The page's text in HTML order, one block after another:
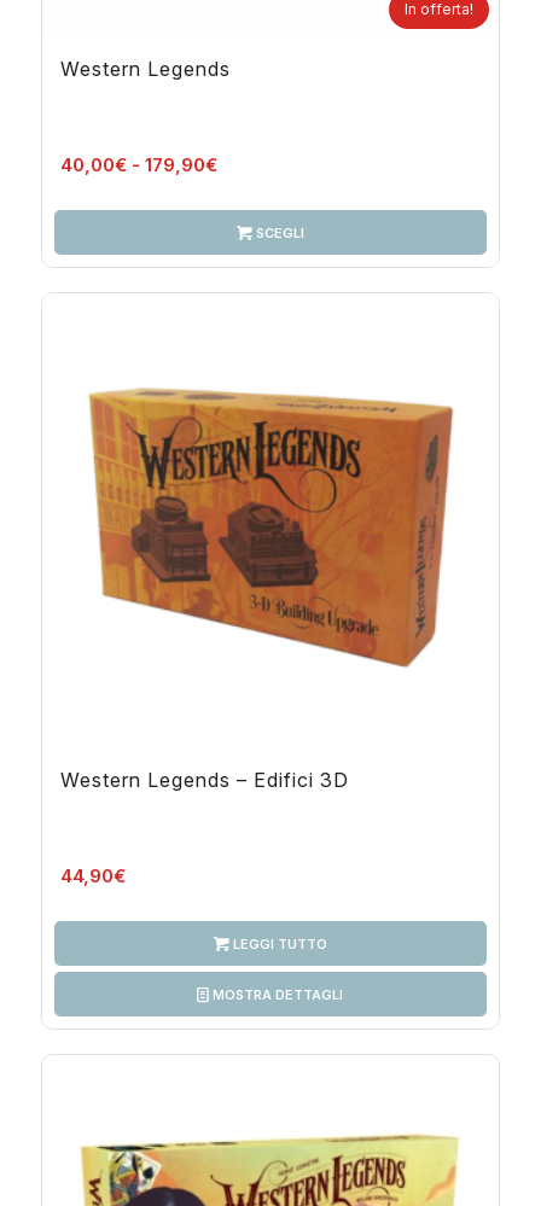
Western Legends
40,00€ - 179,90€Fascia
In offerta!
SCEGLI
Western Legends – Edifici 3D
44,90€
LEGGI TUTTO
MOSTRA DETTAGLI